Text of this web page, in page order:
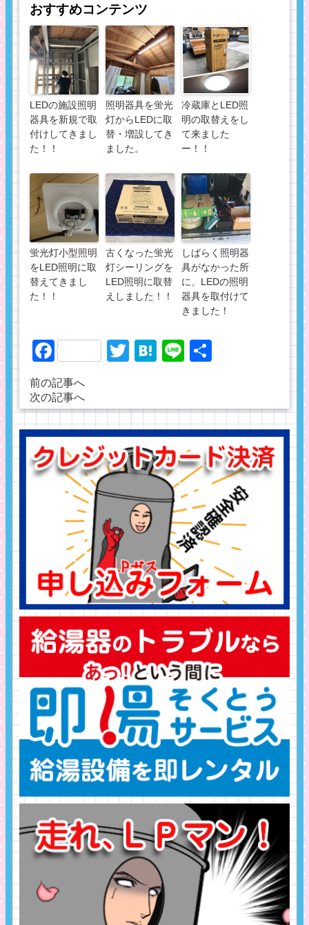
おすすめコンテンツ
LEDの施設照明
器具を新規で取
付けしてきまし
た！！
照明器具を蛍光
灯からLEDに取
替・増設してき
ました。
冷蔵庫とLED照
明の取替えをし
て来ました
ー！！
蛍光灯小型照明
をLED照明に取
替えてきまし
た！！
古くなった蛍光
灯シーリングを
LED照明に取替
えしました！！
しばらく照明器
具がなかった所
に、LEDの照明
器具を取付けて
きました！
FacebookTwitter
Hatena
Line
前の記事へ
次の記事へ